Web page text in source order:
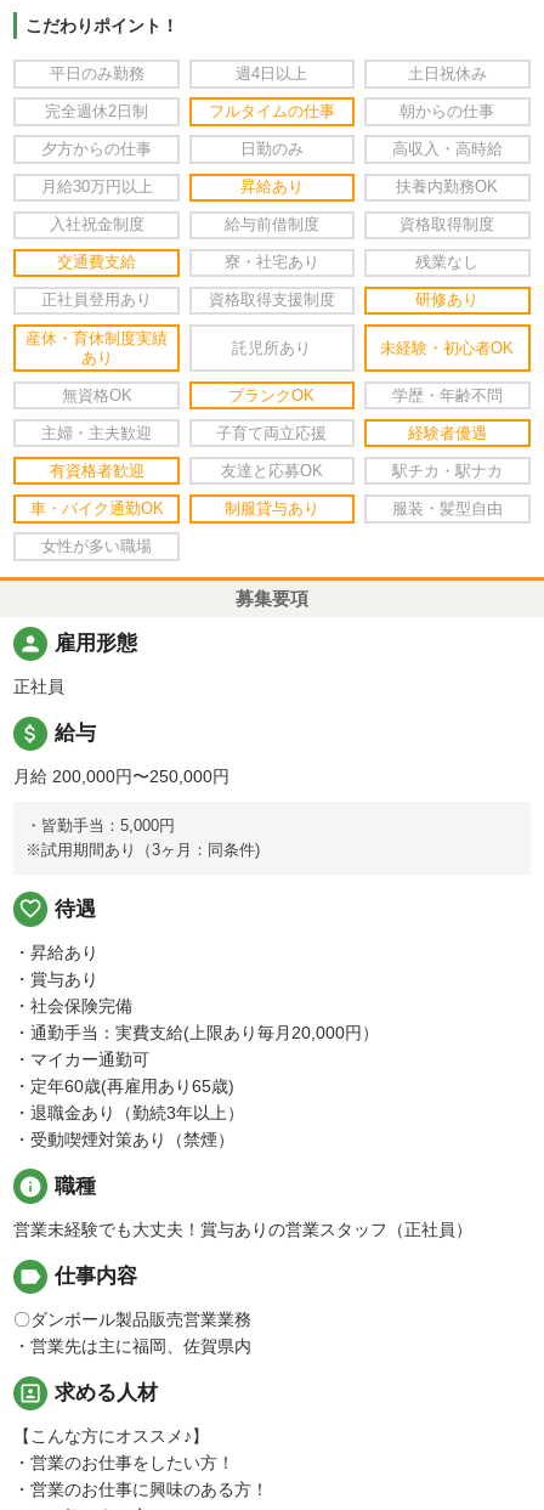
こだわりポイント！
平日のみ勤務 週4日以上 土日祝休み
完全週休2日制 フルタイムの仕事 朝からの仕事
夕方からの仕事 日勤のみ 高収入・高時給
月給30万円以上 昇給あり 扶養内勤務OK
入社祝金制度 給与前借制度 資格取得制度
交通費支給 寮・社宅あり 残業なし
正社員登用あり 資格取得支援制度 研修あり
産休・育休制度実績
あり
託児所あり 未経験・初心者OK
無資格OK ブランクOK 学歴・年齢不問
主婦・主夫歓迎 子育て両立応援 経験者優遇
有資格者歓迎 友達と応募OK 駅チカ・駅ナカ
車・バイク通勤OK 制服貸与あり 服装・髪型自由
女性が多い職場
募集要項
person 雇用形態
正社員
attach_money 給与
月給 200,000円〜250,000円
・皆勤手当：5,000円
※試用期間あり（3ヶ月：同条件)
favorite_border 待遇
・昇給あり
・賞与あり
・社会保険完備
・通勤手当：実費支給(上限あり毎月20,000円）
・マイカー通勤可
・定年60歳(再雇用あり65歳)
・退職金あり（勤続3年以上）
・受動喫煙対策あり（禁煙）
info 職種
営業未経験でも大丈夫！賞与ありの営業スタッフ（正社員）
label 仕事内容
〇ダンボール製品販売営業業務
・営業先は主に福岡、佐賀県内
portrait 求める人材
【こんな方にオススメ♪】
・営業のお仕事をしたい方！
・営業のお仕事に興味のある方！